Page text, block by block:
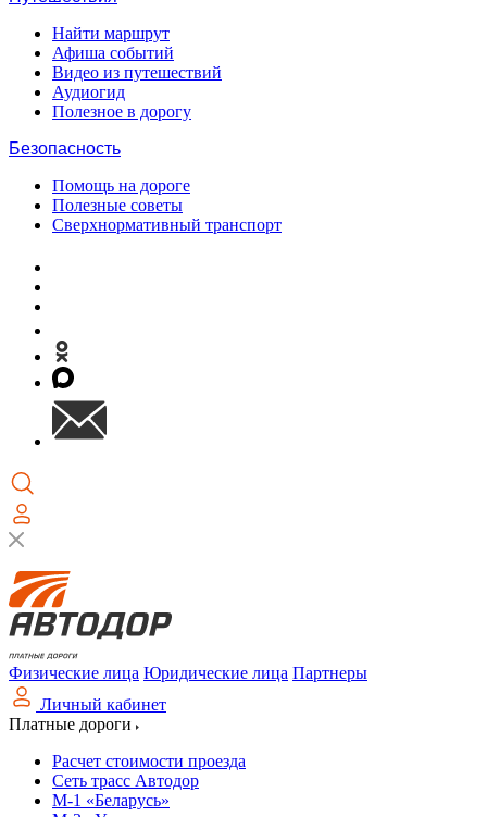
Найти маршрут
Афиша событий
Видео из путешествий
Аудиогид
Полезное в дорогу
Безопасность
Помощь на дороге
Полезные советы
Сверхнормативный транспорт
Физические лица Юридические лица Партнеры
Личный кабинет
Платные дороги
Расчет стоимости проезда
Сеть трасс Автодор
М-1 «Беларусь»